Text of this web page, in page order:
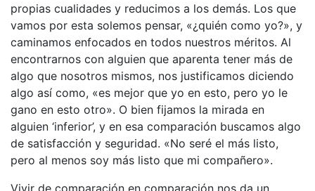
propias cualidades y reducimos a los demás. Los que
vamos por esta solemos pensar, «¿quién como yo?», y
caminamos enfocados en todos nuestros méritos. Al
encontrarnos con alguien que aparenta tener más de
algo que nosotros mismos, nos justificamos diciendo
algo así como, «es mejor que yo en esto, pero yo le
gano en esto otro». O bien fijamos la mirada en
alguien ‘inferior’, y en esa comparación buscamos algo
de satisfacción y seguridad. «No seré el más listo,
pero al menos soy más listo que mi compañero».
Vivir de comparación en comparación nos da un